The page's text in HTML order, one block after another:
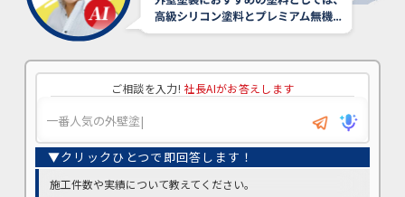
ご相談を入力! 社長AIがお答えします
施工件数や実績について教えてください。